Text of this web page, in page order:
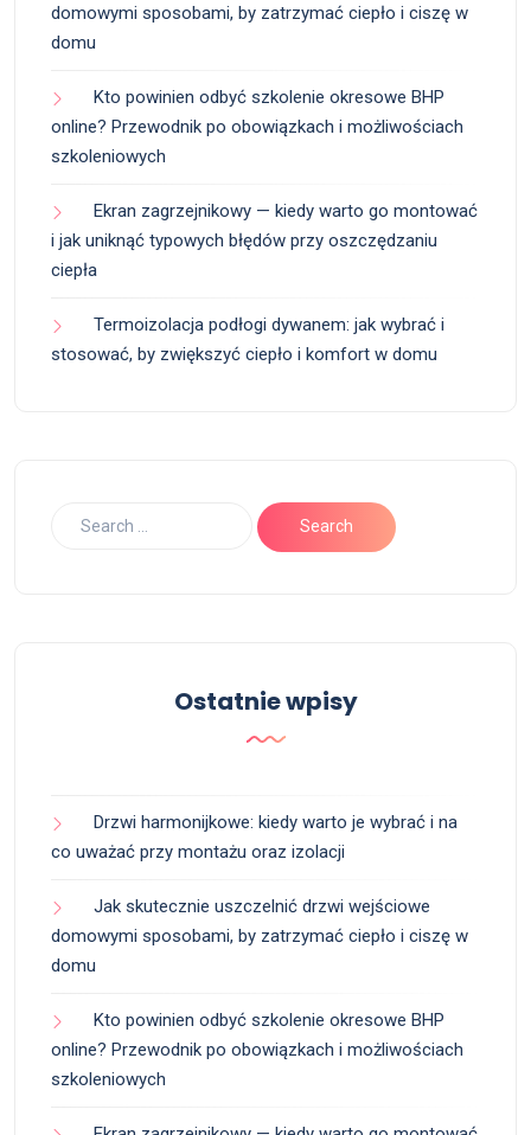
domowymi sposobami, by zatrzymać ciepło i ciszę w
domu
Kto powinien odbyć szkolenie okresowe BHP
online? Przewodnik po obowiązkach i możliwościach
szkoleniowych
Ekran zagrzejnikowy — kiedy warto go montować
i jak uniknąć typowych błędów przy oszczędzaniu
ciepła
Termoizolacja podłogi dywanem: jak wybrać i
stosować, by zwiększyć ciepło i komfort w domu
Ostatnie wpisy
Drzwi harmonijkowe: kiedy warto je wybrać i na
co uważać przy montażu oraz izolacji
Jak skutecznie uszczelnić drzwi wejściowe
domowymi sposobami, by zatrzymać ciepło i ciszę w
domu
Kto powinien odbyć szkolenie okresowe BHP
online? Przewodnik po obowiązkach i możliwościach
szkoleniowych